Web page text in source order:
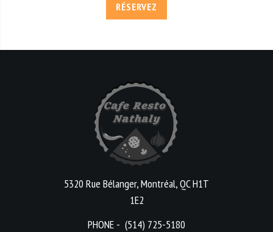
RÉSERVEZ
5320 Rue Bélanger, Montréal, QC H1T
1E2
PHONE - (514) 725-5180